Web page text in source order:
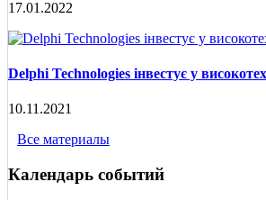
17.01.2022
Delphi Technologies інвестує у
10.11.2021
Все материалы
Календарь событий